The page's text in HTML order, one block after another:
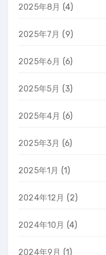
2025年8月 (4)
2025年7月 (9)
2025年6月 (6)
2025年5月 (3)
2025年4月 (6)
2025年3月 (6)
2025年1月 (1)
2024年12月 (2)
2024年10月 (4)
2024年9月 (1)